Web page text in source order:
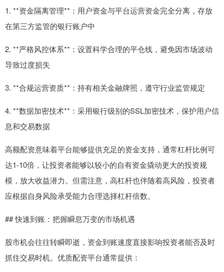
1. **资金隔离管理**：用户资金与平台运营资金完全分离，存放
在第三方监管的银行账户中
2. **严格风控体系**：设置科学合理的平仓线，避免因市场波动
导致过度损失
3. **合规运营资质**：持有相关金融牌照，遵守行业监管规定
4. **数据加密技术**：采用银行级别的SSL加密技术，保护用户信
息和交易数据
高额配资意味着平台能够提供充足的资金支持，通常杠杆比例可
达1-10倍，让投资者能够以较小的自有资金撬动更大的投资规
模，放大收益潜力。但需注意，高杠杆也伴随着高风险，投资者
应根据自身风险承受能力合理选择杠杆倍数。
## 快速到账：把握瞬息万变的市场机遇
股市机会往往转瞬即逝，资金到账速度直接影响投资者能否及时
抓住交易时机。优质配资平台通常提供：